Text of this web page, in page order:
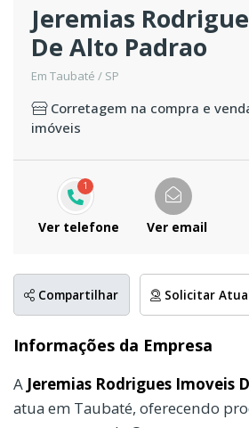
Jeremias
De Alto Padrao
Em Taubaté / SP
Corretagem na compra e
imóveis
1
Ver telefone Ver email
Compartilhar Solicitar
Informações da Empresa
A Jeremias Rodrigues Imoveis
atua em Taubaté, oferecendo